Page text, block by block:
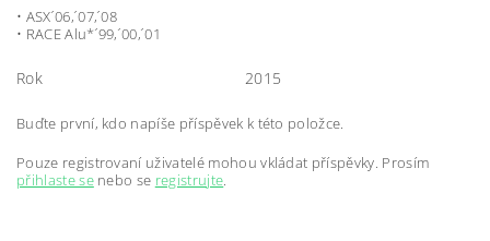
• ASX ́06, ́07, ́08
• RACE Alu* ́99, ́00, ́01
Rok 2015
Buďte první, kdo napíše příspěvek k této položce.
Pouze registrovaní uživatelé mohou vkládat příspěvky. Prosím
přihlaste senebo se registrujte.